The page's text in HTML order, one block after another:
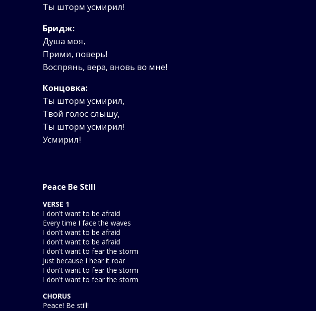
Ты шторм усмирил!
Бридж:
Душа моя,
Прими, поверь!
Воспрянь, вера, вновь во мне!
Концовка:
Ты шторм усмирил,
Твой голос слышу,
Ты шторм усмирил!
Усмирил!
Peace Be Still
VERSE 1
I don't want to be afraid
Every time I face the waves
I don't want to be afraid
I don't want to be afraid
I don't want to fear the storm
Just because I hear it roar
I don't want to fear the storm
I don't want to fear the storm
CHORUS
Peace! Be still!